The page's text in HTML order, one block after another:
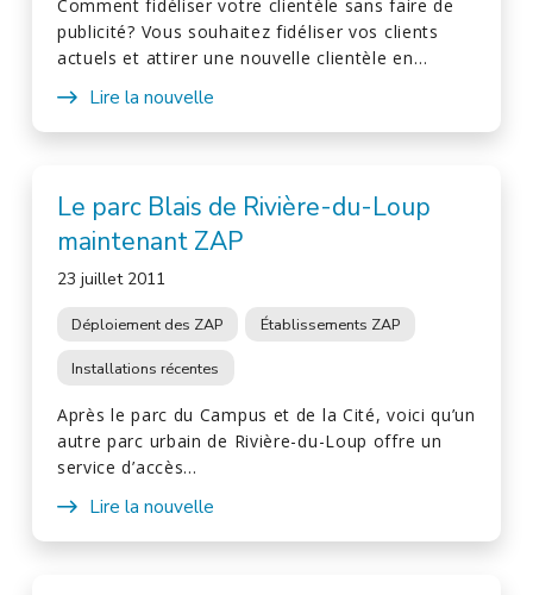
Comment fidéliser votre clientèle sans faire de
publicité? Vous souhaitez fidéliser vos clients
actuels et attirer une nouvelle clientèle en…
Lire la nouvelle
Le parc Blais de Rivière-du-Loup
maintenant ZAP
23 juillet 2011
Déploiement des ZAP Établissements ZAP
Installations récentes
Après le parc du Campus et de la Cité, voici qu’un
autre parc urbain de Rivière-du-Loup offre un
service d’accès…
Lire la nouvelle